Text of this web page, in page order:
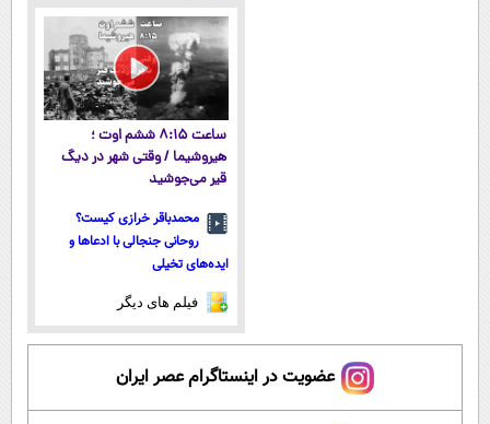
ساعت ۸:۱۵ ششم اوت ؛
هیروشیما / وقتی شهر در دیگ
قیر می‌جوشید
محمدباقر خرازی کیست؟
روحانی جنجالی با ادعاها و
ایده‌های تخیلی
فیلم های دیگر
عضویت در اینستاگرام عصر ایران